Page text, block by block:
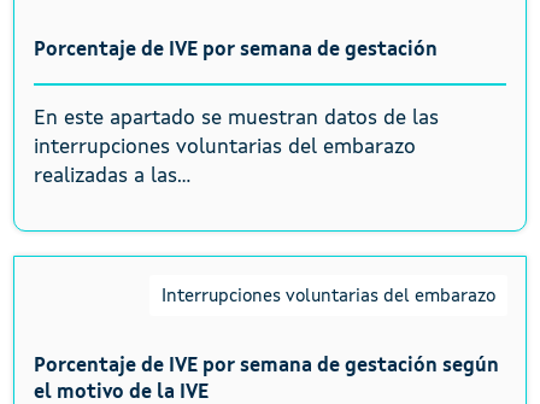
Porcentaje de IVE por semana de gestación
En este apartado se muestran datos de las
interrupciones voluntarias del embarazo
realizadas a las...
Interrupciones voluntarias del embarazo
Porcentaje de IVE por semana de gestación según
el motivo de la IVE